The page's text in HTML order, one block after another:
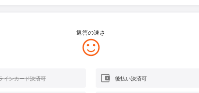
返答の速さ
インカード決済可 後払い決済可